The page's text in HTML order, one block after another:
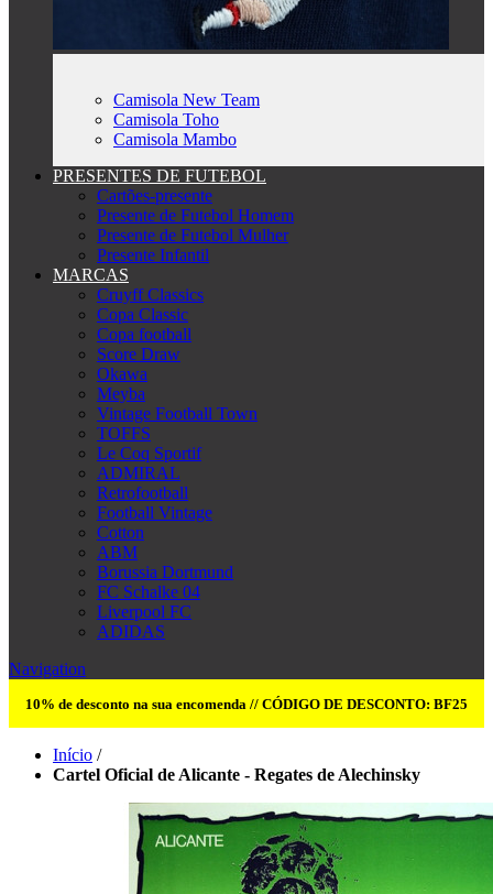
Camisola New Team
Camisola Toho
Camisola Mambo
PRESENTES DE FUTEBOL
Cartões-presente
Presente de Futebol Homem
Presente de Futebol Mulher
Presente Infantil
MARCAS
Cruyff Classics
Copa Classic
Copa football
Score Draw
Okawa
Meyba
Vintage Football Town
TOFFS
Le Coq Sportif
ADMIRAL
Retrofootball
Football Vintage
Cotton
ABM
Borussia Dortmund
FC Schalke 04
Liverpool FC
ADIDAS
Navigation
10% de desconto na sua encomenda // CÓDIGO DE DESCONTO: BF25
Início /
Cartel Oficial de Alicante - Regates de Alechinsky